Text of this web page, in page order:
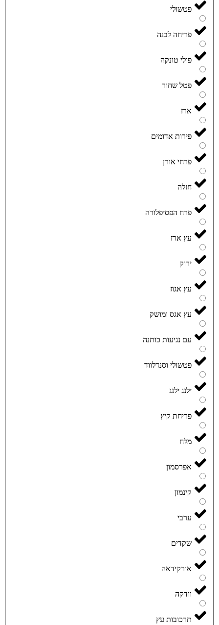
פטשולי
פריחה לבנה
פולי טונקה
פטל שחור
ארז
פירות אדומים
פרחי אורן
חזלה
פרח הפסיפלורה
עץ ארז
ירוק
עץ אגוז
עץ אגס ומושק
עם נגיעות כותנה
פטשולי וסנדלווד
ילנג ילנג
פריחת קיץ
מלח
אפרסמון
קינמון
ערבי
שקדים
אורקידאה
וודקה
תרכובות עץ